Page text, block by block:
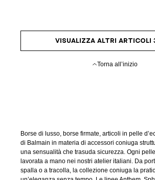
VISUALIZZA ALTRI
Torna all’inizio
Borse di lusso, borse firmate, articoli in pelle
di Balmain in materia di accessori coniuga
una sensualità che trasuda sicurezza. Ogni
lavorata a mano nei nostri atelier italiani. Da
spalla o a tracolla, la collezione coniuga la